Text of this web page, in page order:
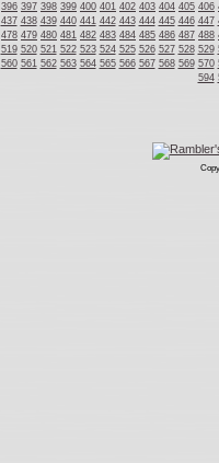
396 397 398 399 400 401 402 403 404 405 406
437 438 439 440 441 442 443 444 445 446 447
478 479 480 481 482 483 484 485 486 487 488
519 520 521 522 523 524 525 526 527 528 529
560 561 562 563 564 565 566 567 568 569 570
594